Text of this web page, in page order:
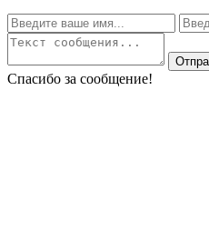
Спасибо за сообщение!